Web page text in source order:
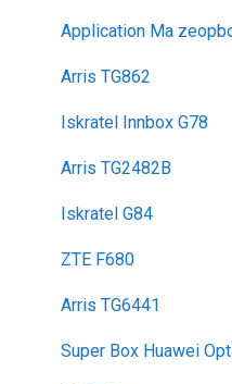
Application Ma
Arris TG862
Iskratel Innbox G78
Arris TG2482B
Iskratel G84
ZTE F680
Arris TG6441
Super Box Huawei